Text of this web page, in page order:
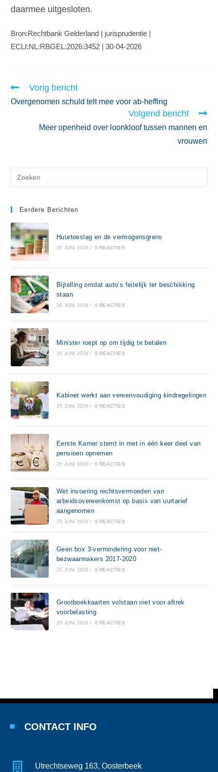
daarmee uitgesloten.
Bron:Rechtbank Gelderland | jurisprudentie |
ECLI:NL:RBGEL:2026:3452 | 30-04-2026
Vorig bericht
Overgenomen schuld telt mee voor ab-heffing
Volgend bericht
Meer openheid over loonkloof tussen mannen en
vrouwen
Eerdere Berichten
Huurtoeslag en de vermogensgrens
25 JUNI 2026 / 0 REACTIES
Bijtelling omdat auto’s feitelijk ter beschikking
staan
25 JUNI 2026 / 0 REACTIES
Minister roept op om tijdig te betalen
25 JUNI 2026 / 0 REACTIES
Kabinet werkt aan vereenvoudiging kindregelingen
25 JUNI 2026 / 0 REACTIES
Eerste Kamer stemt in met in één keer deel van
pensioen opnemen
25 JUNI 2026 / 0 REACTIES
Wet invoering rechtsvermoeden van
arbeidsovereenkomst op basis van uurtarief
aangenomen
25 JUNI 2026 / 0 REACTIES
Geen box 3-vermindering voor niet-
bezwaarmakers 2017-2020
25 JUNI 2026 / 0 REACTIES
Grootboekkaarten volstaan niet voor aftrek
voorbelasting
25 JUNI 2026 / 0 REACTIES
CONTACT INFO
Utrechtseweg 163, Oosterbeek